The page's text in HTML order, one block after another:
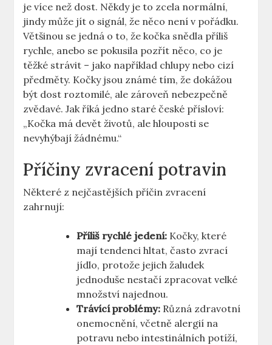
je více než dost. Někdy je to zcela normální,
jindy může jít o signál, že něco není v pořádku.
Většinou se jedná o to, že kočka snědla příliš
rychle, anebo se pokusila pozřít něco, co je
těžké strávit – jako například chlupy nebo cizí
předměty. Kočky jsou známé tím, že dokážou
být dost roztomilé, ale zároveň nebezpečně
zvědavé. Jak říká jedno staré české přísloví:
„Kočka má devět životů, ale hlouposti se
nevyhýbají žádnému.“
Příčiny zvracení potravin
Některé z nejčastějších příčin zvracení
zahrnují:
Příliš rychlé jedení: Kočky, které
mají tendenci hltat, často zvrací
jídlo, protože jejich žaludek
jednoduše nestačí zpracovat velké
množství najednou.
Trávící problémy: Různá zdravotní
onemocnění, včetně alergií na
potravu nebo intestinálních potíží,